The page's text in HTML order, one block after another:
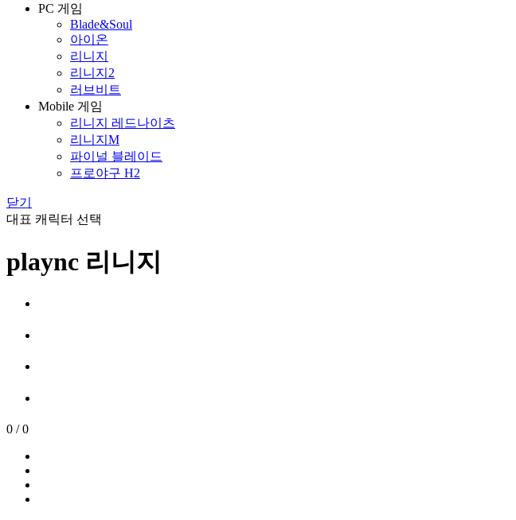
PC 게임
Blade&Soul
아이온
리니지
리니지2
러브비트
Mobile 게임
리니지 레드나이츠
리니지M
파이널 블레이드
프로야구 H2
닫기
대표 캐릭터 선택
plaync 리니지
0 / 0